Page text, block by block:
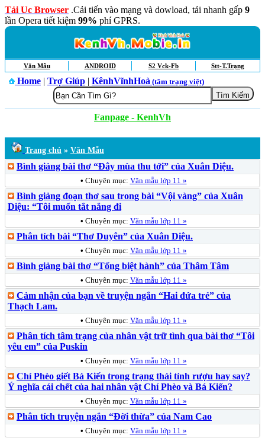
Tải Uc Browser .Cải tiến vào mạng và dowload, tải nhanh gấp 9
lần Opera tiết kiệm 99% phí GPRS.
Văn Mẫu ANDROID S2 Vck-Fb Stt-T.Trạng
Home | Trợ Giúp | KênhVĩnhHoà (tâm trạng việt)
Fanpage - KenhVh
Trang chủ » Văn Mẫu
Bình giảng bài thơ “Đây mùa thu tới” của Xuân Diệu.
• Chuyên mục: Văn mẫu lớp 11 »
Bình giảng đoạn thơ sau trong bài “Vội vàng” của Xuân
Diệu: “Tôi muốn tắt nắng đi
• Chuyên mục: Văn mẫu lớp 11 »
Phân tích bài “Thơ Duyên” của Xuân Diệu.
• Chuyên mục: Văn mẫu lớp 11 »
Bình giảng bài thơ “Tống biệt hành” của Thâm Tâm
• Chuyên mục: Văn mẫu lớp 11 »
Cảm nhận của bạn về truyện ngắn “Hai đứa trẻ” của
Thạch Lam.
• Chuyên mục: Văn mẫu lớp 11 »
Phân tích tâm trạng của nhân vật trữ tình qua bài thơ “Tôi
yêu em” của Puskin
• Chuyên mục: Văn mẫu lớp 11 »
Chí Phèo giết Bá Kiến trong trạng thái tỉnh rượu hay say?
Ý nghĩa cái chết của hai nhân vật Chí Phèo và Bá Kiến?
• Chuyên mục: Văn mẫu lớp 11 »
Phân tích truyện ngắn “Đời thừa” của Nam Cao
• Chuyên mục: Văn mẫu lớp 11 »